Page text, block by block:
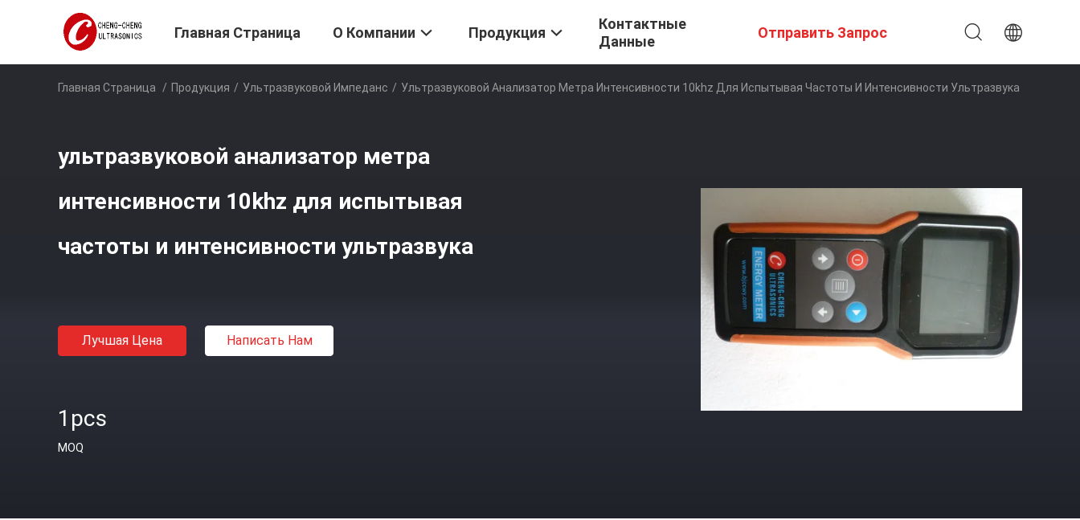
Главная Страница О Компании Продукция
Контактные
Данные
Отправить Запрос
Главная Страница / Продукция / Ультразвуковой Импеданс / Ультразвуковой Анализатор Метра Интенсивности 10khz Для Испытывая Частоты И Интенсивности Ультразвука
ультразвуковой анализатор метра
интенсивности 10khz для испытывая
частоты и интенсивности ультразвука
Лучшая Цена Написать Нам
1pcs
MOQ